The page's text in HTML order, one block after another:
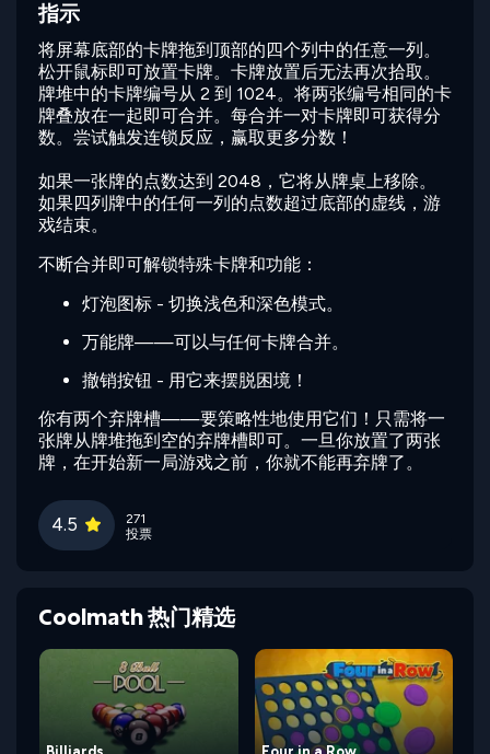
指示
将屏幕底部的卡牌拖到顶部的四个列中的任意一列。
松开鼠标即可放置卡牌。卡牌放置后无法再次拾取。
牌堆中的卡牌编号从 2 到 1024。将两张编号相同的卡
牌叠放在一起即可合并。每合并一对卡牌即可获得分
数。尝试触发连锁反应，赢取更多分数！
如果一张牌的点数达到 2048，它将从牌桌上移除。
如果四列牌中的任何一列的点数超过底部的虚线，游
戏结束。
不断合并即可解锁特殊卡牌和功能：
灯泡图标 - 切换浅色和深色模式。
万能牌——可以与任何卡牌合并。
撤销按钮 - 用它来摆脱困境！
你有两个弃牌槽——要策略性地使用它们！只需将一
张牌从牌堆拖到空的弃牌槽即可。一旦你放置了两张
牌，在开始新一局游戏之前，你就不能再弃牌了。
4.5
271
投票
Coolmath 热门精选